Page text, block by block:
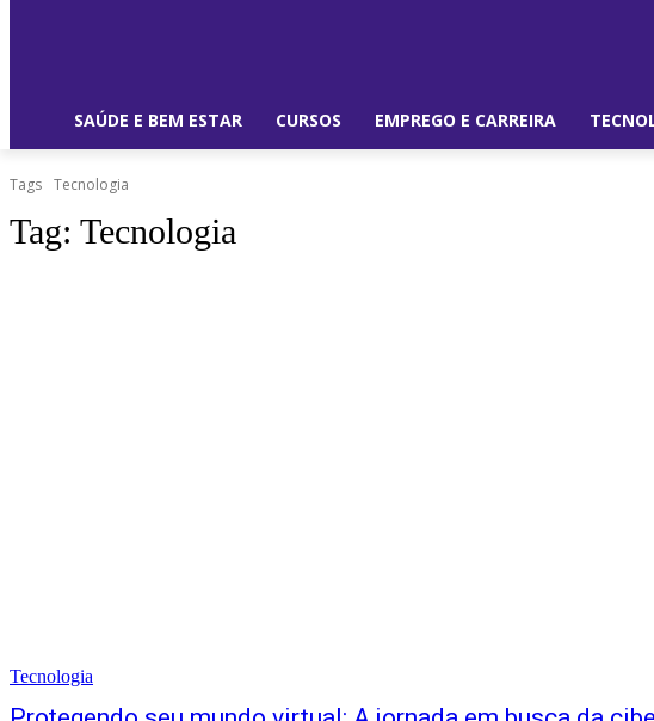
SAÚDE E BEM ESTAR CURSOS EMPREGO E CARREIRA
Tags Tecnologia
Tag: Tecnologia
Tecnologia